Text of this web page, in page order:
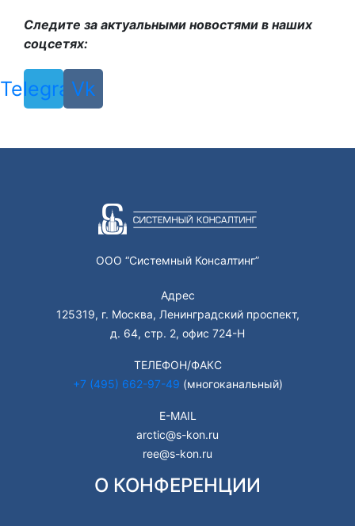
Следите за актуальными новостями в наших
соцсетях:
Telegram
Vk
ООО “Системный Консалтинг”
Адрес
125319, г. Москва, Ленинградский проспект,
д. 64, стр. 2, офис 724-Н
ТЕЛЕФОН/ФАКС
+7 (495) 662-97-49 (многоканальный)
E-MAIL
arctic@s-kon.ru
ree@s-kon.ru
О КОНФЕРЕНЦИИ